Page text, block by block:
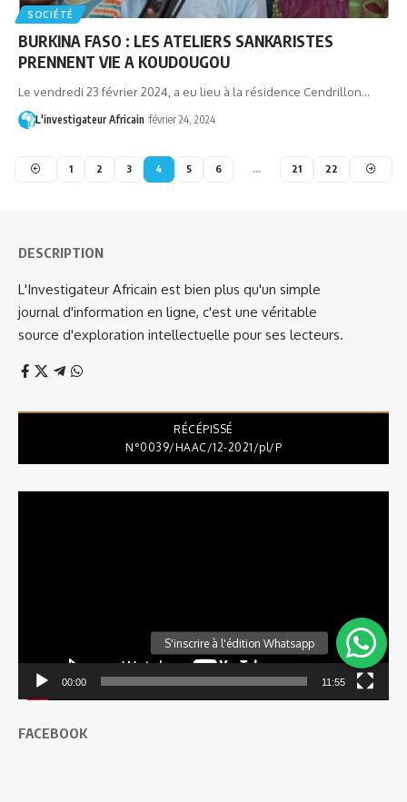
SOCIÉTÉ
BURKINA FASO : LES ATELIERS SANKARISTES
PRENNENT VIE A KOUDOUGOU
Le vendredi 23 février 2024, a eu lieu à la résidence Cendrillon…
L'investigateur Africain février 24, 2024
1 2 3 4 5 6 … 21 22
DESCRIPTION
L'Investigateur Africain est bien plus qu'un simple
journal d'information en ligne, c'est une véritable
source d'exploration intellectuelle pour ses lecteurs.
RÉCÉPISSÉ
N°0039/HAAC/12-2021/pl/P
00:00 11:55
FACEBOOK